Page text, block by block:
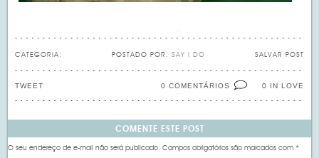
CATEGORIA: SALVAR POST
POSTADO POR: SAY I DO
0 IN LOVE
0 COMENTÁRIOS
TWEET
COMENTE ESTE POST
O seu endereço de e-mail não será publicado. Campos obrigatórios são marcados com*